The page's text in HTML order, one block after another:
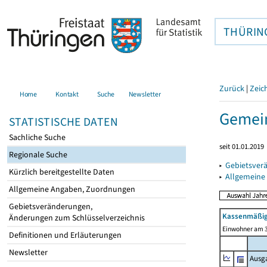
Home Kontakt Suche Newsletter
STATISTISCHE DATEN
Sachliche Suche
Regionale Suche
Kürzlich bereitgestellte Daten
Allgemeine Angaben, Zuordnungen
Gebietsveränderungen,
Änderungen zum Schlüsselverzeichnis
Definitionen und Erläuterungen
Newsletter
Zurück |
seit 01.01.2019
▸
▸
Einwohner am